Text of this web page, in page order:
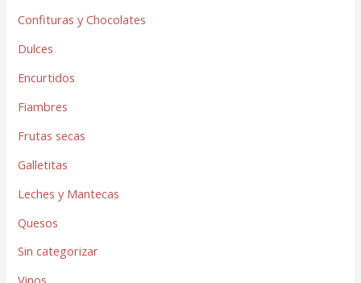
Confituras y Chocolates
Dulces
Encurtidos
Fiambres
Frutas secas
Galletitas
Leches y Mantecas
Quesos
Sin categorizar